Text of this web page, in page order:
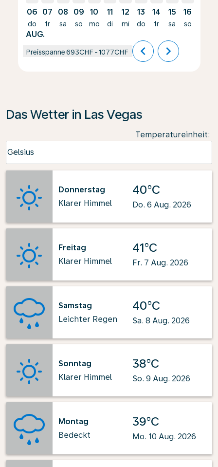
06
do
AUG.
07
fr
08
sa
09
so
10
mo
11
di
12
mi
13
do
14
fr
15
sa
16
so
Preisspanne693CHF -1077CHF chevron_left chevron_right
Das Wetter in Las Vegas
Temperatureinheit:
Celsius
keyboard_arrow_down
Donnerstag
Klarer Himmel
40°C
Do. 6 Aug. 2026
Freitag
Klarer Himmel
41°C
Fr. 7 Aug. 2026
Samstag
Leichter Regen
40°C
Sa. 8 Aug. 2026
Sonntag
Klarer Himmel
38°C
So. 9 Aug. 2026
Montag
Bedeckt
39°C
Mo. 10 Aug. 2026